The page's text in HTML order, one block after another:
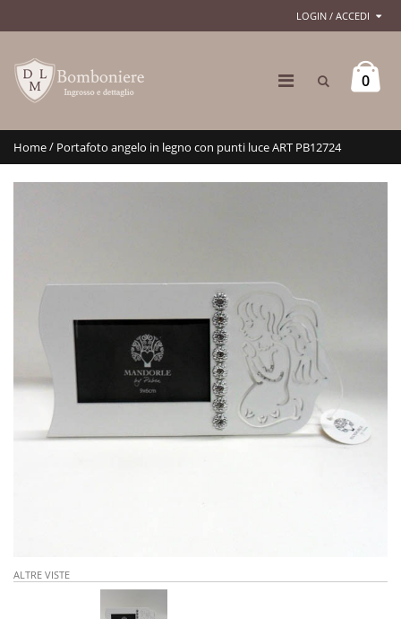
LOGIN / ACCEDI
0
Home/ Portafoto angelo in legno con punti luce ART PB12724
ALTRE VISTE